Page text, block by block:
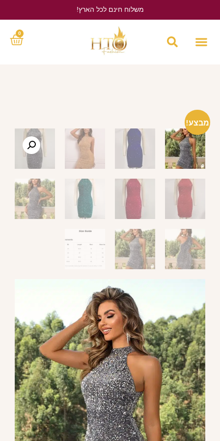
משלוח חינם לכל הארץ!
0
מבצע!